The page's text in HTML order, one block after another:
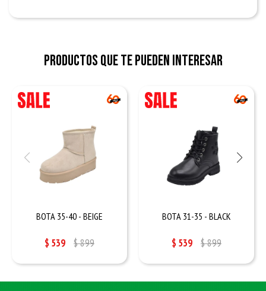
Productos que te pueden interesar
BOTA 35-40 - BEIGE
$ 539 $899
BOTA 31-35 - BLACK
$ 539 $899